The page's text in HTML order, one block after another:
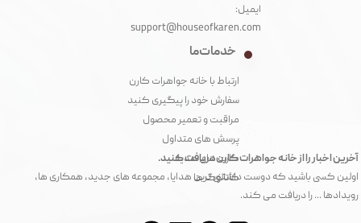
آخرین اخبار را از خانه جواهرات کارن دریافت کنید.
اولین کسی باشید که دوست داشتنی ترین هدایا، مجموعه های جدید، همکاری ها،
رویدادها ... را دریافت می کند.
ایمیل:
support@houseofkaren.com
خدمات ما
ارتباط با خانه جواهرات کارن
سفارش خود را پیگیری کنید
مراقبت و تعمیر محصول
پرسش های متداول
کارت های هدیه
کاتالوگ ها